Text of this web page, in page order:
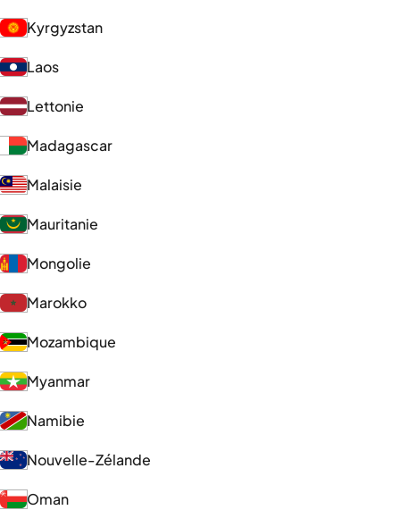
Kyrgyzstan
Laos
Lettonie
Madagascar
Malaisie
Mauritanie
Mongolie
Marokko
Mozambique
Myanmar
Namibie
Nouvelle-Zélande
Oman